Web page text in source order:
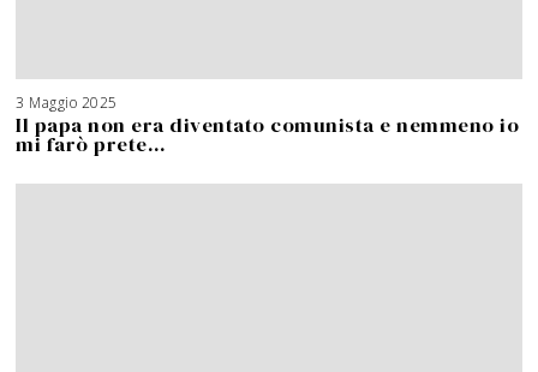
3 Maggio 2025
Il papa non era diventato comunista e nemmeno io
mi farò prete…